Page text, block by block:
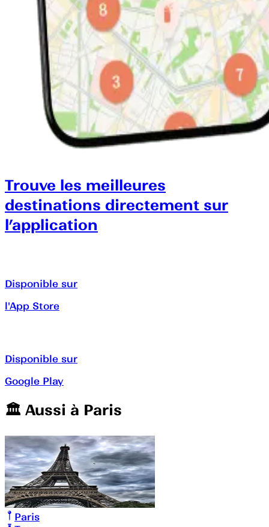
Trouve les meilleures
destinations directement sur
l’application
Disponible sur
l'App Store
Disponible sur
Google Play
🏛️️ Aussi à Paris
Paris